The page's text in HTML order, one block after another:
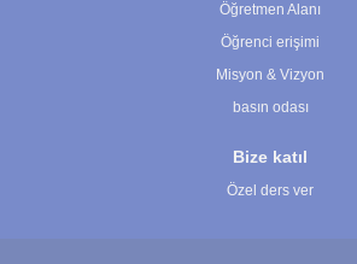
Öğretmen Alanı
Öğrenci erişimi
Misyon & Vizyon
basın odası
Bize katıl
Özel ders ver